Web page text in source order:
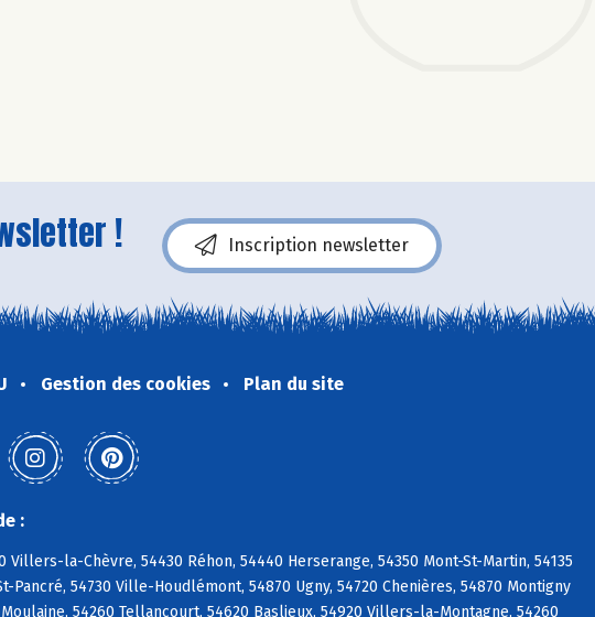
! Inscription newsletter
Gestion des cookies Plan du site
:
Villers-la-Chèvre, 54430 Réhon, 54440 Herserange, 54350 Mont-St-Martin, 54135
54730 Ville-Houdlémont, 54870 Ugny, 54720 Chenières, 54870 Montigny
54260 Tellancourt, 54620 Baslieux, 54920 Villers-la-Montagne, 54260